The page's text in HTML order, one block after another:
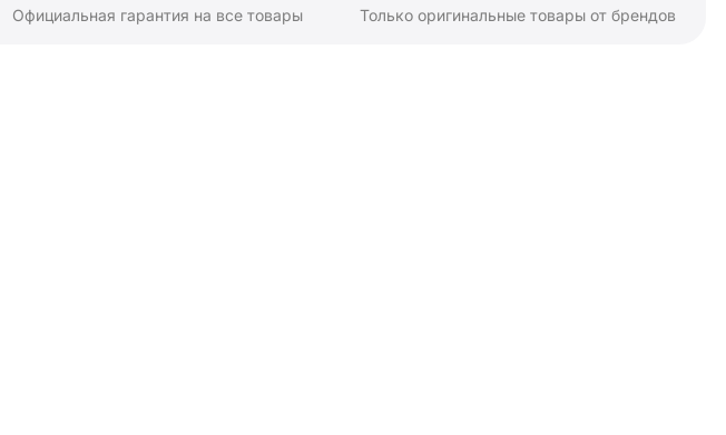
Официальная гарантия на все товары Только оригинальные товары от брендов